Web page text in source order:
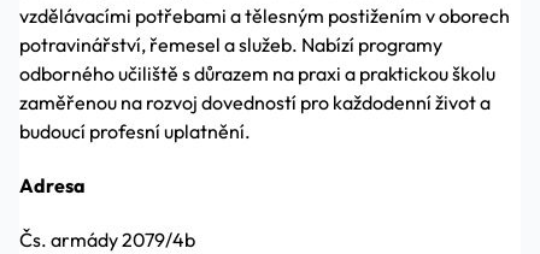
vzdělávacími potřebami a tělesným postižením v oborech
potravinářství, řemesel a služeb. Nabízí programy
odborného učiliště s důrazem na praxi a praktickou školu
zaměřenou na rozvoj dovedností pro každodenní život a
budoucí profesní uplatnění.
Adresa
Čs. armády 2079/4b